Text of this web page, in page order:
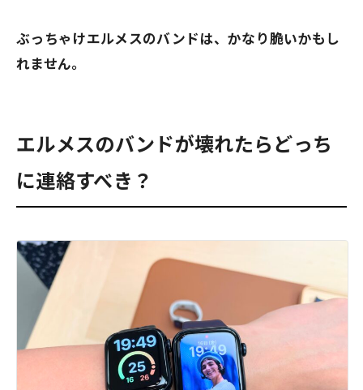
ぶっちゃけエルメスのバンドは、かなり脆いかもし
れません。
エルメスのバンドが壊れたらどっち
に連絡すべき？